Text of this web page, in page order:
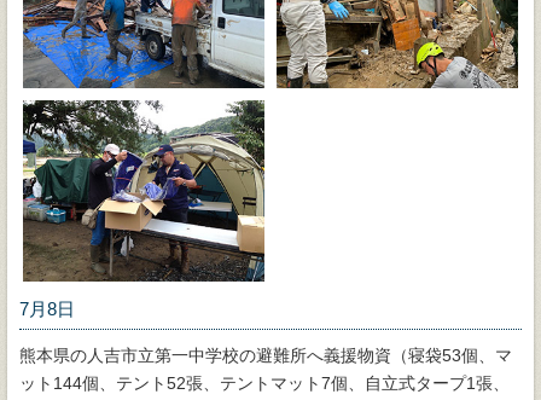
7月8日
熊本県の人吉市立第一中学校の避難所へ義援物資（寝袋53個、マ
ット144個、テント52張、テントマット7個、自立式タープ1張、